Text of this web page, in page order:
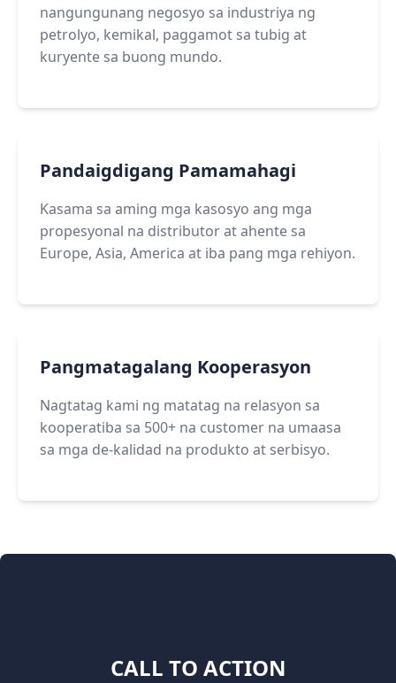
nangungunang negosyo sa industriya ng
petrolyo, kemikal, paggamot sa tubig at
kuryente sa buong mundo.
Pandaigdigang Pamamahagi
Kasama sa aming mga kasosyo ang mga
propesyonal na distributor at ahente sa
Europe, Asia, America at iba pang mga rehiyon.
Pangmatagalang Kooperasyon
Nagtatag kami ng matatag na relasyon sa
kooperatiba sa 500+ na customer na umaasa
sa mga de-kalidad na produkto at serbisyo.
CALL TO ACTION